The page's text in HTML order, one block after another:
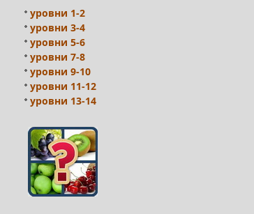
уровни 1-2
уровни 3-4
уровни 5-6
уровни 7-8
уровни 9-10
уровни 11-12
уровни 13-14